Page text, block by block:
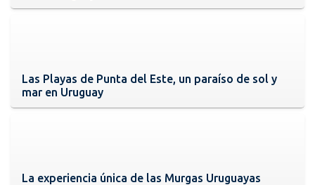
Las Playas de Punta del Este, un paraíso de sol y
mar en Uruguay
La experiencia única de las Murgas Uruguayas